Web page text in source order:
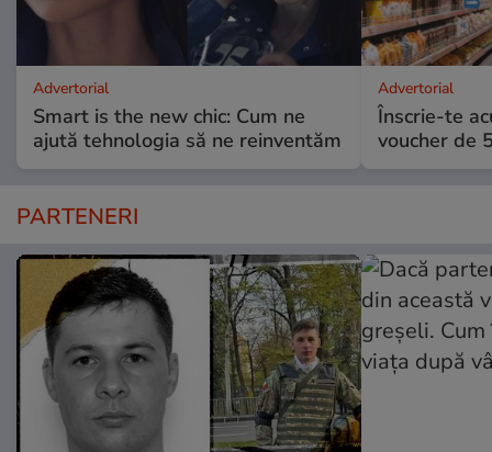
Advertorial
Smart is the new chic: Cum ne
ajută tehnologia să ne reinventăm
Advertorial
Înscrie-te
voucher de
PARTENERI